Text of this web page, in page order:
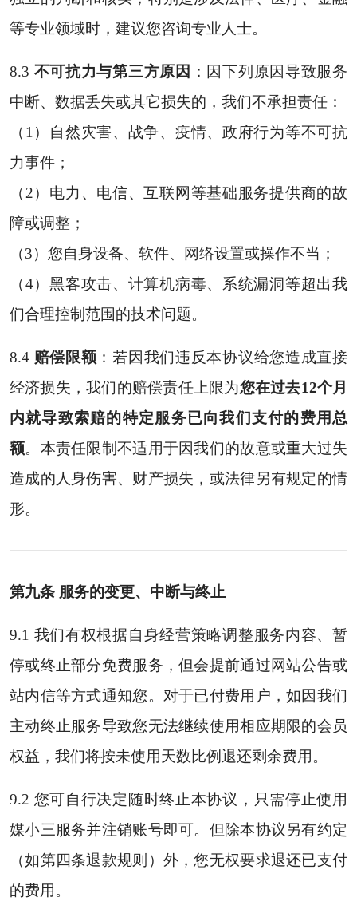
等专业领域时，建议您咨询专业人士。
8.3 不可抗力与第三方原因 ：因下列原因导致服务
中断、数据丢失或其它损失的，我们不承担责任：
（1）自然灾害、战争、疫情、政府行为等不可抗
力事件；
（2）电力、电信、互联网等基础服务提供商的故
障或调整；
（3）您自身设备、软件、网络设置或操作不当；
（4）黑客攻击、计算机病毒、系统漏洞等超出我
们合理控制范围的技术问题。
8.4 赔偿限额 ：若因我们违反本协议给您造成直接
经济损失，我们的赔偿责任上限为您在过去12个月
内就导致索赔的特定服务已向我们支付的费用总
额。本责任限制不适用于因我们的故意或重大过失
造成的人身伤害、财产损失，或法律另有规定的情
形。
第九条 服务的变更、中断与终止
9.1 我们有权根据自身经营策略调整服务内容、暂
停或终止部分免费服务，但会提前通过网站公告或
站内信等方式通知您。对于已付费用户，如因我们
主动终止服务导致您无法继续使用相应期限的会员
权益，我们将按未使用天数比例退还剩余费用。
9.2 您可自行决定随时终止本协议，只需停止使用
媒小三服务并注销账号即可。但除本协议另有约定
（如第四条退款规则）外，您无权要求退还已支付
的费用。